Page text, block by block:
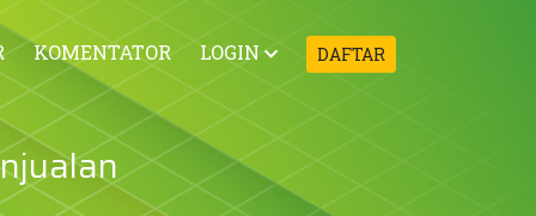
KOMENTATOR LOGIN DAFTAR